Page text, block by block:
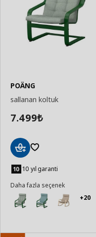
POÄNG
sallanan koltuk
7.499₺
Ekle 10 yıl garanti
Daha fazla seçenek
+20